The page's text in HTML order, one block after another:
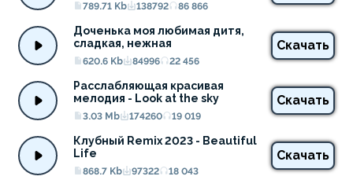
789.71 Kb 138792 86 866
Доченька моя любимая дитя,
сладкая, нежная
620.6 Kb 84996 22 456
Скачать
Расслабляющая красивая
мелодия - Look at the sky
3.03 Mb 174260 19 019
Скачать
Клубный Remix 2023 - Beautiful
Life
868.7 Kb 97322 18 043
Скачать